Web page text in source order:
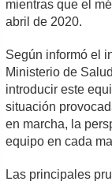
mientras que el
abril de 2020.
Según informó el
Ministerio de
introducir este
situación
en marcha, la
equipo en cada
Las principales